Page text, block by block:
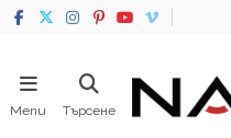
Menu Търсене